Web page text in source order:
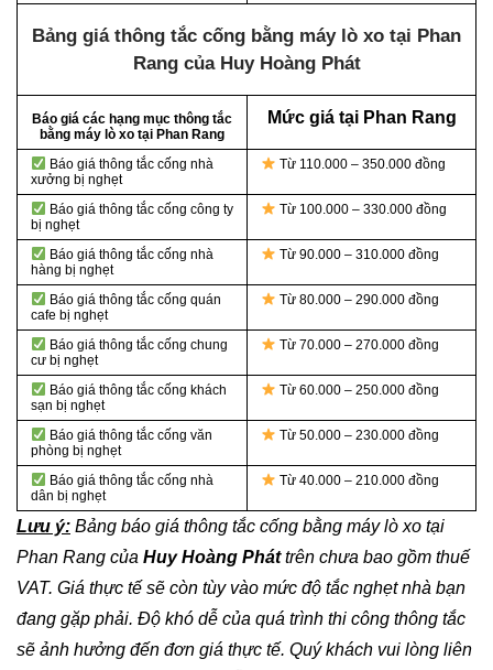
Bảng giá thông tắc cống bằng máy lò xo tại Phan
Rang của Huy Hoàng Phát
Báo giá các hạng mục thông tắc
bằng máy lò xo tại Phan Rang
Mức giá tại Phan Rang
Báo giá thông tắc cống nhà
xưởng bị nghẹt
Từ 110.000 – 350.000 đồng
Báo giá thông tắc cống công ty
bị nghẹt
Từ 100.000 – 330.000 đồng
Báo giá thông tắc cống nhà
hàng bị nghẹt
Từ 90.000 – 310.000 đồng
Báo giá thông tắc cống quán
cafe bị nghẹt
Từ 80.000 – 290.000 đồng
Báo giá thông tắc cống chung
cư bị nghẹt
Từ 70.000 – 270.000 đồng
Báo giá thông tắc cống khách
sạn bị nghẹt
Từ 60.000 – 250.000 đồng
Báo giá thông tắc cống văn
phòng bị nghẹt
Từ 50.000 – 230.000 đồng
Báo giá thông tắc cống nhà
dân bị nghẹt
Từ 40.000 – 210.000 đồng
Lưu ý: Bảng báo giá thông tắc cống bằng máy lò xo tại
Phan Rang của Huy Hoàng Pháttrên chưa bao gồm thuế
VAT. Giá thực tế sẽ còn tùy vào mức độ tắc nghẹt nhà bạn
đang gặp phải. Độ khó dễ của quá trình thi công thông tắc
sẽ ảnh hưởng đến đơn giá thực tế. Quý khách vui lòng liên